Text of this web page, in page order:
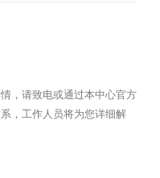
，请致电或通过本中心官方
，工作人员将为您详细解